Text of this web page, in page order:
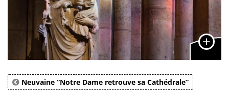
Neuvaine “Notre Dame retrouve sa Cathédrale”